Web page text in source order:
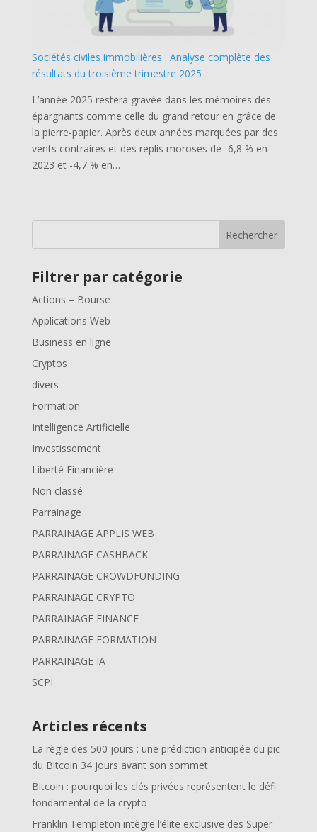
Sociétés civiles immobilières : Analyse complète des
résultats du troisième trimestre 2025
L’année 2025 restera gravée dans les mémoires des
épargnants comme celle du grand retour en grâce de
la pierre-papier. Après deux années marquées par des
vents contraires et des replis moroses de -6,8 % en
2023 et -4,7 % en…
Rechercher
Filtrer par catégorie
Actions – Bourse
Applications Web
Business en ligne
Cryptos
divers
Formation
Intelligence Artificielle
Investissement
Liberté Financière
Non classé
Parrainage
PARRAINAGE APPLIS WEB
PARRAINAGE CASHBACK
PARRAINAGE CROWDFUNDING
PARRAINAGE CRYPTO
PARRAINAGE FINANCE
PARRAINAGE FORMATION
PARRAINAGE IA
SCPI
Articles récents
La règle des 500 jours : une prédiction anticipée du pic
du Bitcoin 34 jours avant son sommet
Bitcoin : pourquoi les clés privées représentent le défi
fondamental de la crypto
Franklin Templeton intègre l’élite exclusive des Super